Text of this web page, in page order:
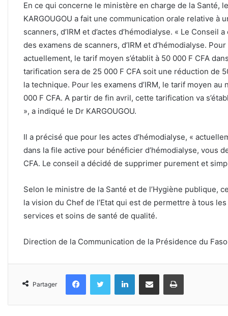
En ce qui concerne le ministère en charge de la Santé,
KARGOUGOU a fait une communication orale relative à
scanners, d’IRM et d’actes d’hémodialyse. « Le
des examens de scanners, d’IRM et d’hémodialyse.
actuellement, le tarif moyen s’établit à 50 000 F CFA
tarification sera de 25 000 F CFA soit une réduction de
la technique. Pour les examens d’IRM, le tarif moyen au
000 F CFA. A partir de fin avril, cette tarification va
», a indiqué le Dr KARGOUGOU.
Il a précisé que pour les actes d’hémodialyse, «
dans la file active pour bénéficier d’hémodialyse, vous
CFA. Le conseil a décidé de supprimer purement et
Selon le ministre de la Santé et de l’Hygiène publique,
la vision du Chef de l’Etat qui est de permettre à tous
services et soins de santé de qualité.
Direction de la Communication de la Présidence du Faso
Partager
FacebookTwitter LinkedinPartager par email Imprimer